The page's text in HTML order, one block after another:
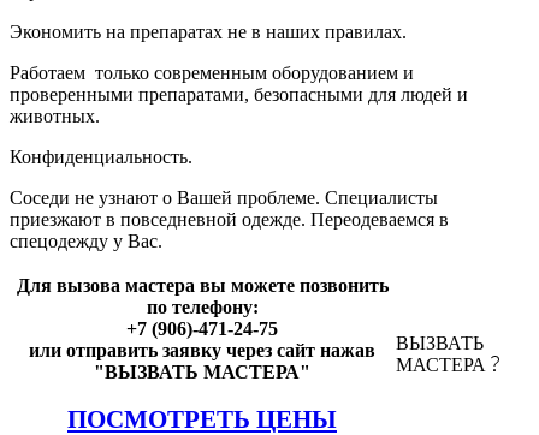
Экономить на препаратах не в наших правилах.
Работаем только современным оборудованием и
проверенными препаратами, безопасными для людей и
животных.
Конфиденциальность.
Соседи не узнают о Вашей проблеме. Специалисты
приезжают в повседневной одежде. Переодеваемся в
спецодежду у Вас.
Для вызова мастера вы можете позвонить
по телефону:
+7 (906)-471-24-75
или отправить заявку через сайт нажав
"ВЫЗВАТЬ МАСТЕРА"
ПОСМОТРЕТЬ ЦЕНЫ
ВЫЗВАТЬ
МАСТЕРА